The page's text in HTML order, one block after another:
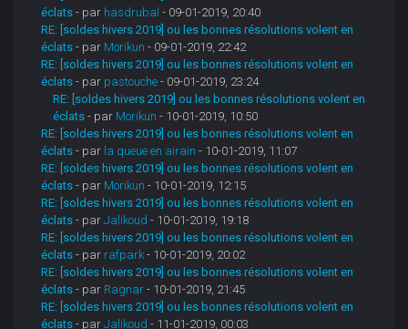
éclats - par hasdrubal - 09-01-2019, 20:40
RE: [soldes hivers 2019] ou les bonnes résolutions volent en
éclats - par Morikun - 09-01-2019, 22:42
RE: [soldes hivers 2019] ou les bonnes résolutions volent en
éclats - par pastouche - 09-01-2019, 23:24
RE: [soldes hivers 2019] ou les bonnes résolutions volent en
éclats - par Morikun - 10-01-2019, 10:50
RE: [soldes hivers 2019] ou les bonnes résolutions volent en
éclats - par la queue en airain - 10-01-2019, 11:07
RE: [soldes hivers 2019] ou les bonnes résolutions volent en
éclats - par Morikun - 10-01-2019, 12:15
RE: [soldes hivers 2019] ou les bonnes résolutions volent en
éclats - parJalikoud - 10-01-2019, 19:18
RE: [soldes hivers 2019] ou les bonnes résolutions volent en
éclats - par rafpark - 10-01-2019, 20:02
RE: [soldes hivers 2019] ou les bonnes résolutions volent en
éclats - par Ragnar - 10-01-2019, 21:45
RE: [soldes hivers 2019] ou les bonnes résolutions volent en
éclats - parJalikoud - 11-01-2019, 00:03